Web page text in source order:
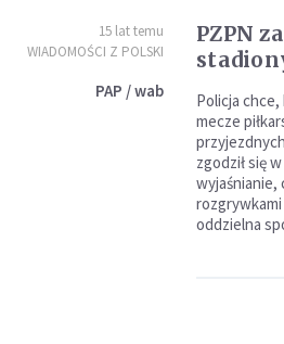
15 lat temu
WIADOMOŚCI Z POLSKI
PAP / wab
PZPN
Policja chce,
mecze
zgodził się
wyjaśnianie,
oddzielna